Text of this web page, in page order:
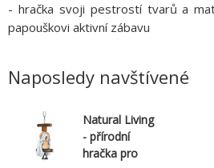
- hračka svoji pestrostí tvarů a
papouškovi aktivní zábavu
Naposledy navštívené
Natural Living
- přírodní
hračka pro